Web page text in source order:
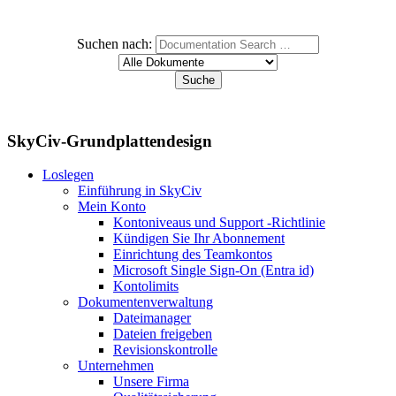
Suchen nach:
SkyCiv-Grundplattendesign
Loslegen
Einführung in SkyCiv
Mein Konto
Kontoniveaus und Support -Richtlinie
Kündigen Sie Ihr Abonnement
Einrichtung des Teamkontos
Microsoft Single Sign-On (Entra id)
Kontolimits
Dokumentenverwaltung
Dateimanager
Dateien freigeben
Revisionskontrolle
Unternehmen
Unsere Firma